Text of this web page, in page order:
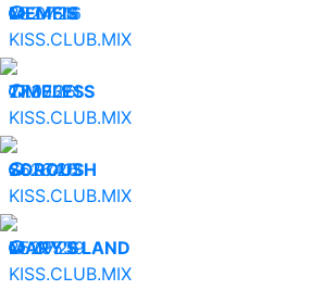
28.07.26
24616
MEMFIS
KISS.CLUB.MIX
27.07.26
30371
TIMELESS
KISS.CLUB.MIX
26.07.26
26413
SOROUSH
KISS.CLUB.MIX
25.07.26
29539
MARY'S LAND
KISS.CLUB.MIX